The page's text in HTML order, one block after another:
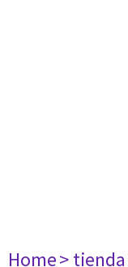
Home> tienda